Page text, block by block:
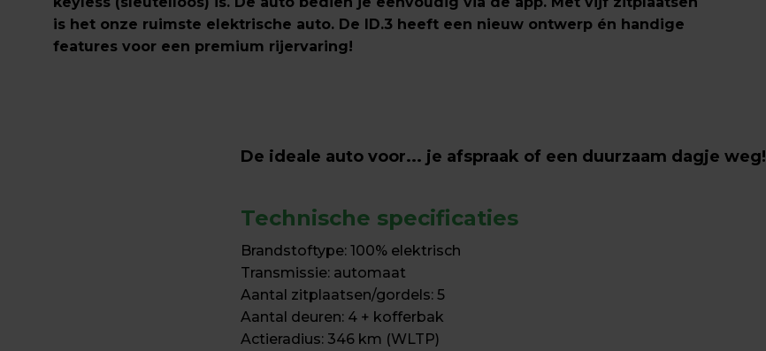
is het onze ruimste elektrische auto. De ID.3 heeft een nieuw ontwerp én handige
features voor een premium rijervaring!
De ideale auto voor... je afspraak of een duurzaam dagje weg!
Technische specificaties
Brandstoftype: 100% elektrisch
Transmissie: automaat
Aantal zitplaatsen/gordels: 5
Aantal deuren: 4 + kofferbak
Actieradius: 346 km (WLTP)